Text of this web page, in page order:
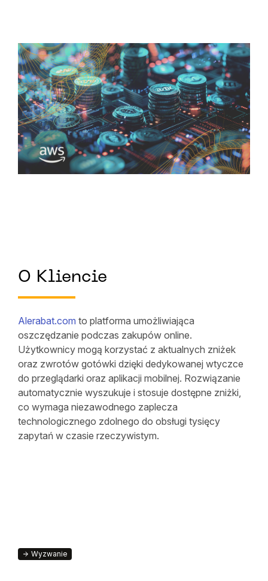
O Kliencie
Alerabat.com to platforma umożliwiająca
oszczędzanie podczas zakupów online.
Użytkownicy mogą korzystać z aktualnych zniżek
oraz zwrotów gotówki dzięki dedykowanej wtyczce
do przeglądarki oraz aplikacji mobilnej. Rozwiązanie
automatycznie wyszukuje i stosuje dostępne zniżki,
co wymaga niezawodnego zaplecza
technologicznego zdolnego do obsługi tysięcy
zapytań w czasie rzeczywistym.
Wyzwanie